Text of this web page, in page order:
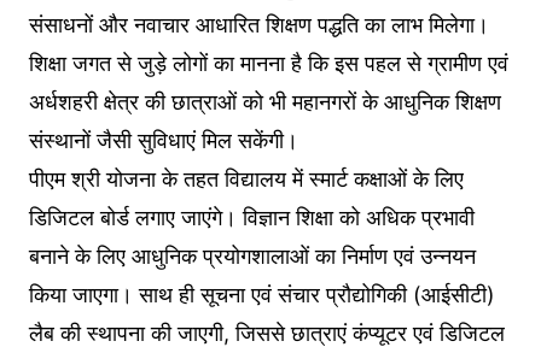
संसाधनों और नवाचार आधारित शिक्षण पद्धति का लाभ मिलेगा।
शिक्षा जगत से जुड़े लोगों का मानना है कि इस पहल से ग्रामीण एवं
अर्धशहरी क्षेत्र की छात्राओं को भी महानगरों के आधुनिक शिक्षण
संस्थानों जैसी सुविधाएं मिल सकेंगी।
पीएम श्री योजना के तहत विद्यालय में स्मार्ट कक्षाओं के लिए
डिजिटल बोर्ड लगाए जाएंगे। विज्ञान शिक्षा को अधिक प्रभावी
बनाने के लिए आधुनिक प्रयोगशालाओं का निर्माण एवं उन्नयन
किया जाएगा। साथ ही सूचना एवं संचार प्रौद्योगिकी (आईसीटी)
लैब की स्थापना की जाएगी, जिससे छात्राएं कंप्यूटर एवं डिजिटल